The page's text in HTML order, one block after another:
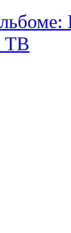
ТВ